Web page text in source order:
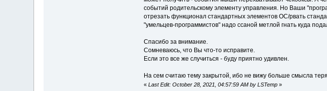
событий родительскому элементу управления. Но Ваши
отрезать функционал стандартных элементов ОС/рвать
"умельцев-программистов" надо ссаной метлой гнать куда
Спасибо за внимание.
Сомневаюсь, что Вы что-то исправите.
Если это все же случиться - буду приятно удивлен.
На сем считаю тему закрытой, ибо не вижу больше смысла
« Last Edit: October 28, 2021, 04:57:59 AM by LSTemp»